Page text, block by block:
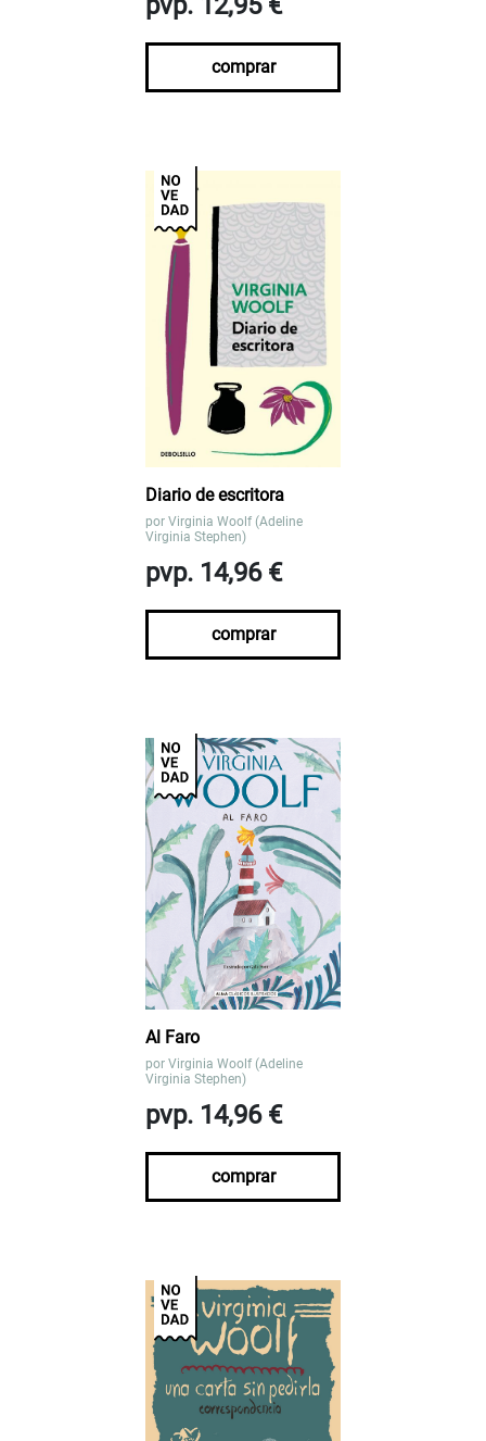
comprar
Diario de escritora
por Virginia Woolf (Adeline
Virginia Stephen)
pvp. 14,96 €
comprar
Al Faro
por Virginia Woolf (Adeline
Virginia Stephen)
pvp. 14,96 €
comprar